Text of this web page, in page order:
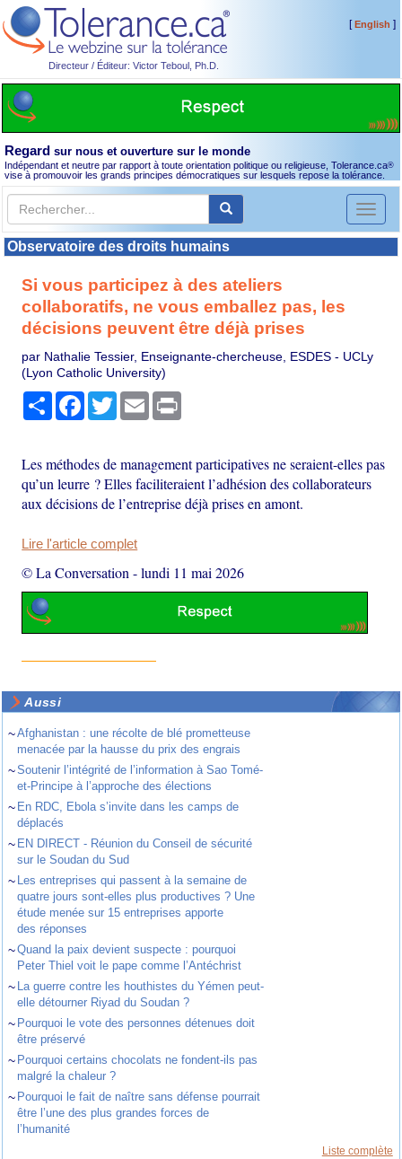
Directeur / Éditeur: Victor Teboul, Ph.D.
[English ]
Regard sur nous et ouverture sur le monde
Indépendant et neutre par rapport à toute orientation politique ou religieuse, Tolerance.ca®
vise à promouvoir les grands principes démocratiques sur lesquels repose la tolérance.
Toggle
Observatoire des droits humains
Si vous participez à des ateliers
collaboratifs, ne vous emballez pas, les
décisions peuvent être déjà prises
par Nathalie Tessier, Enseignante-chercheuse, ESDES - UCLy
(Lyon Catholic University)
PartagerFacebook
TwitterEmail
Les méthodes de management participatives ne seraient-elles pas
qu’un leurre ? Elles faciliteraient l’adhésion des collaborateurs
aux décisions de l’entreprise déjà prises en amont.
Lire l'article complet
© La Conversation -lundi 11 mai 2026
Aussi
~Afghanistan : une récolte de blé prometteuse
menacée par la hausse du prix des engrais
~Soutenir l’intégrité de l’information à Sao Tomé-
et-Principe à l’approche des élections
~ En RDC, Ebola s’invite dans les camps de
déplacés
~ EN DIRECT - Réunion du Conseil de sécurité
sur le Soudan du Sud
~ Les entreprises qui passent à la semaine de
quatre jours sont-elles plus productives ? Une
étude menée sur 15 entreprises apporte
des réponses
~Quand la paix devient suspecte : pourquoi
Peter Thiel voit le pape comme l’Antéchrist
~ La guerre contre les houthistes du Yémen peut-
elle détourner Riyad du Soudan ?
~ Pourquoi le vote des personnes détenues doit
être préservé
~ Pourquoi certains chocolats ne fondent-ils pas
malgré la chaleur ?
~ Pourquoi le fait de naître sans défense pourrait
être l’une des plus grandes forces de
l’humanité
Liste complète